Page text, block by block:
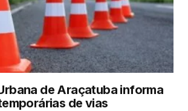
de Araçatuba informa
de vias